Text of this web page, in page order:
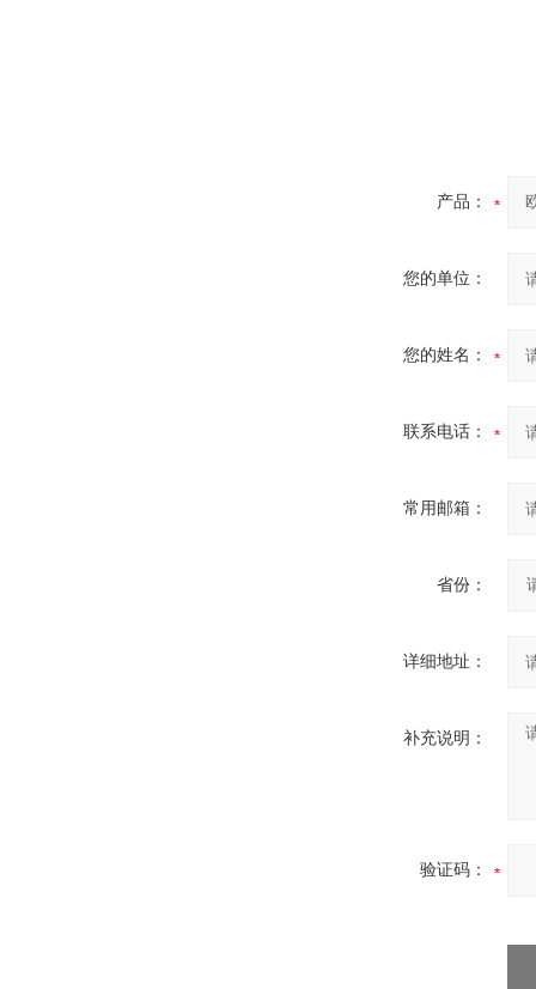
产品：
您的单位：
您的姓名：
联系电话：
常用邮箱：
省份：
详细地址：
补充说明：
验证码：